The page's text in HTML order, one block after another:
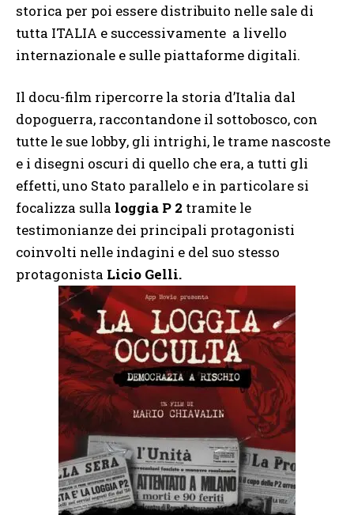
storica per poi essere distribuito nelle sale di
tutta ITALIA e successivamente a livello
internazionale e sulle piattaforme digitali.
Il docu-film ripercorre la storia d’Italia dal
dopoguerra, raccontandone il sottobosco, con
tutte le sue lobby, gli intrighi, le trame nascoste
e i disegni oscuri di quello che era, a tutti gli
effetti, uno Stato parallelo e in particolare si
focalizza sulla loggia P 2 tramite le
testimonianze dei principali protagonisti
coinvolti nelle indagini e del suo stesso
protagonista Licio Gelli.